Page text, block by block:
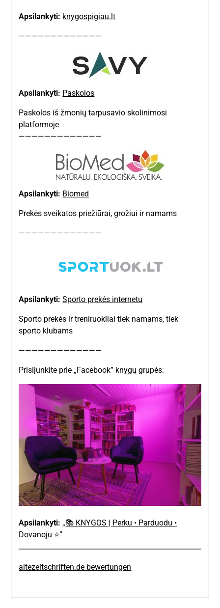
Apsilankyti: knygospigiau.lt
—————————————
Apsilankyti: Paskolos
Paskolos iš žmonių tarpusavio skolinimosi
platformoje
—————————————
Apsilankyti: Biomed
Prekės sveikatos priežiūrai, grožiui ir namams
—————————————
Apsilankyti: Sporto prekės internetu
Sporto prekės ir treniruokliai tiek namams, tiek
sporto klubams
—————————————
Prisijunkite prie „Facebook” knygų grupės:
Apsilankyti: „📚 KNYGOS | Perku • Parduodu •
Dovanoju ⭐”
altezeitschriften.de bewertungen